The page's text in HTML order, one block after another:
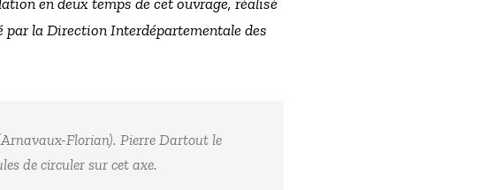
par la Direction Interdépartementale des
Florian). Pierre Dartout le
de circuler sur cet axe.